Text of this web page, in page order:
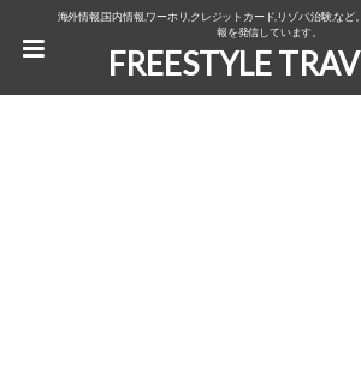
海外情報,国内情報,ワーホリ,クレジットカード,リゾバ,治験,な
報を発信しています。
FREESTYLE